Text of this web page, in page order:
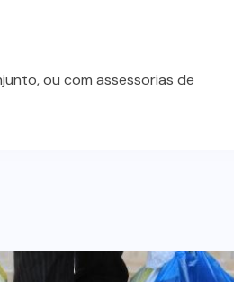
ou com assessorias de